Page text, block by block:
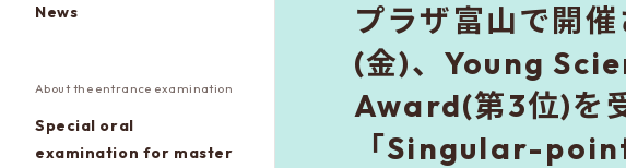
News
About the entrance examination
Special oral
examination for master
プラザ富山で開
(金)、Young
Award(第3位)を
「Singular-